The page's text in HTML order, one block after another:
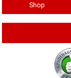
Shop